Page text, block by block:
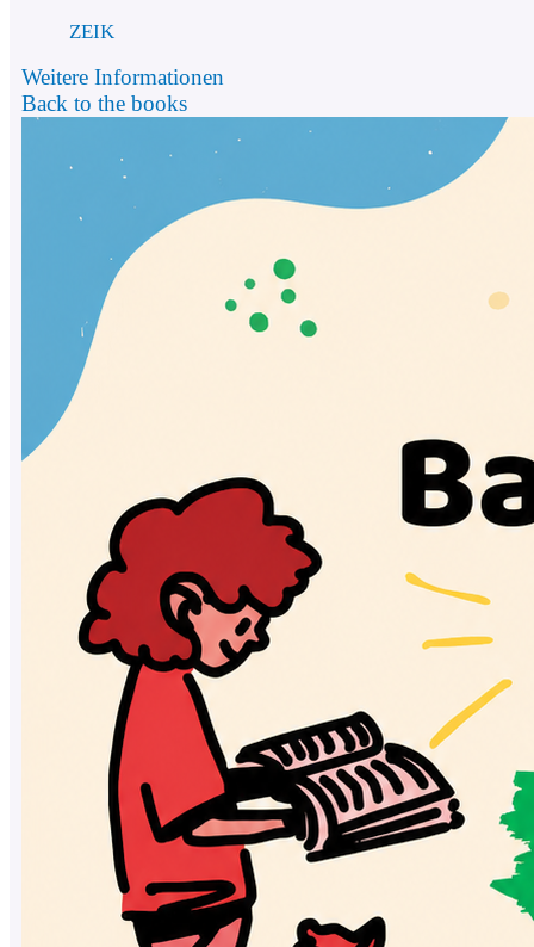
ZEIK
Weitere Informationen
Back to the books